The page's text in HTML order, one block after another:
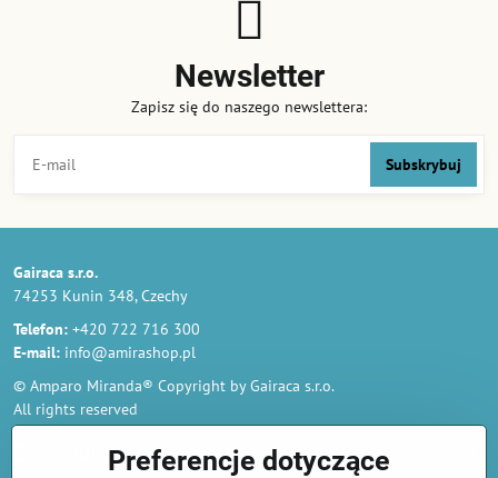
Newsletter
Zapisz się do naszego newslettera:
Subskrybuj
Gairaca s.r.o.
74253 Kunin 348, Czechy
Telefon: +420 722 716 300
E-mail: info@amirashop.pl
© Amparo Miranda® Copyright by Gairaca s.r.o.
All rights reserved
ZamówieniaPreferencje dotyczące